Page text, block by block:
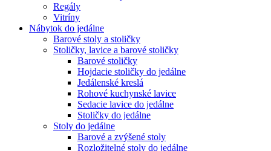
Regály
Vitríny
Nábytok do jedálne
Barové stoly a stoličky
Stoličky, lavice a barové stoličky
Barové stoličky
Hojdacie stoličky do jedálne
Jedálenské kreslá
Rohové kuchynské lavice
Sedacie lavice do jedálne
Stoličky do jedálne
Stoly do jedálne
Barové a zvýšené stoly
Rozložitelné stoly do jedálne